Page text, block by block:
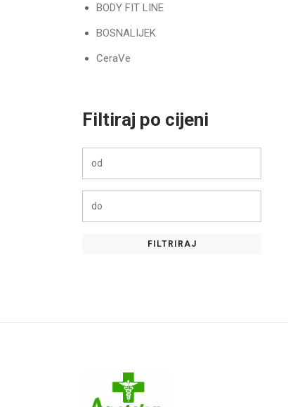
BODY FIT LINE
BOSNALIJEK
CeraVe
Doppelherz
HA Company
Medicinalis
Filtiraj po cijeni
FILTRIRAJ